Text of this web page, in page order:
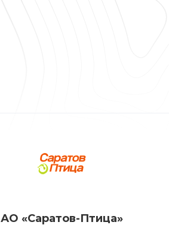
АО «Саратов-Птица»